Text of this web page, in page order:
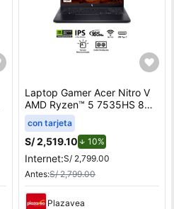
Laptop Gamer Acer Nitro V
AMD Ryzen™ 5 7535HS 8GB
RAM 512GB SSD 15.6"" RTX
3050
con tarjeta
S/ 2,519.10 10%de descuento.
Internet:S/ 2,799.00
Antes:S/ 2,799.00
Plazavea